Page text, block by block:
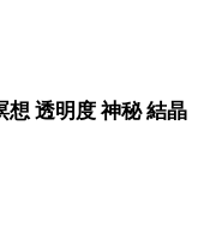
透明度 神秘 結晶